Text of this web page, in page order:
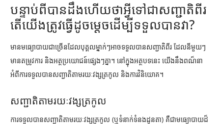
បន្ទាប់ពី​បានដឹង​ហើយ​ថា​អ្វី​ទៅ​ជា​សញ្ជាតិពីរ
តើ​យើងត្រូវធ្វើ​ដូចម្តេច​ដើម្បី​ទទួល​បាន​វា?
មានមធ្យោបាយជាច្រើនដែលបុគ្គលម្នាក់ៗអាចទទួលបានសញ្ជាតិពីរ ដែលនីមួយៗ
មានតម្រូវការ និងអត្ថប្រយោជន៍ផ្សេងៗគ្នា។ នៅក្នុងអត្ថបទនេះ យើងនឹងពណ៏នា
អំពីការទទួលបានសញ្ជាតិតាមរយៈវង្សត្រកូល និងការវិនិយោគ។
សញ្ជាតិតាមរយៈវង្សត្រកូល
ការទទួលបានសញ្ជាតិតាមរយៈវង្សត្រកូល (ឬទំនាក់ទំនងដូនតា) គឺជាមធ្យោបាយដ៏